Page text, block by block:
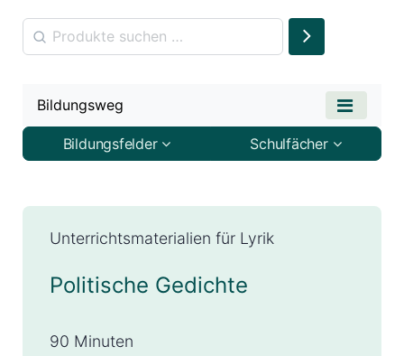
Unterrichtsmaterialien für Lyrik
Politische Gedichte
90 Minuten
Bildungsweg
Bildungsfelder Schulfächer